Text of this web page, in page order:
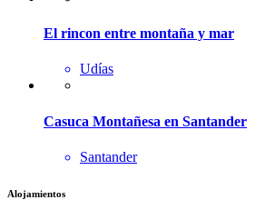
El rincon entre montaña y mar
Udías
Casuca Montañesa en Santander
Santander
Alojamientos